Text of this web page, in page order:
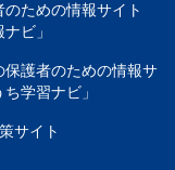
ための情報サイト
ビ」
保護者のための情報サ
学習ナビ」
サイト